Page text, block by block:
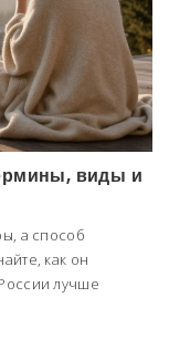
виды и
а способ
как он
лучше